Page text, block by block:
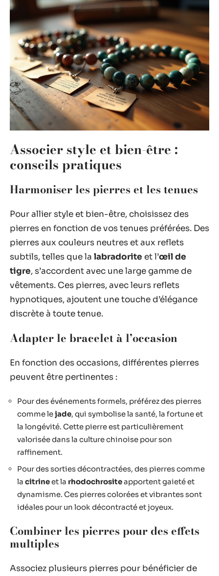
Associer style et bien-être :
conseils pratiques
Harmoniser les pierres et les tenues
Pour allier style et bien-être, choisissez des
pierres en fonction de vos tenues préférées. Des
pierres aux couleurs neutres et aux reflets
subtils, telles que la labradorite et l’œil de
tigre, s’accordent avec une large gamme de
vêtements. Ces pierres, avec leurs reflets
hypnotiques, ajoutent une touche d’élégance
discrète à toute tenue.
Adapter le bracelet à l’occasion
En fonction des occasions, différentes pierres
peuvent être pertinentes :
Pour des événements formels, préférez des pierres
comme lejade, qui symbolise la santé, la fortune et
la longévité. Cette pierre est particulièrement
valorisée dans la culture chinoise pour son
raffinement.
Pour des sorties décontractées, des pierres comme
la citrineet la rhodochrositeapportent gaieté et
dynamisme. Ces pierres colorées et vibrantes sont
idéales pour un look décontracté et joyeux.
Combiner les pierres pour des effets
multiples
Associez plusieurs pierres pour bénéficier de